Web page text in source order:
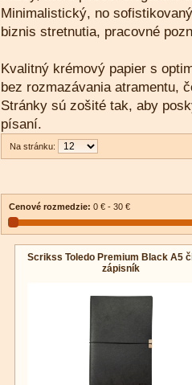
Minimalistický, no
biznis stretnutia, pracovné
Kvalitný krémový papier s
bez rozmazávania atramentu,
Stránky sú zošité tak, aby
písaní.
Na stránku:
Cenové rozmedzie: 0 € - 30 €
Scrikss Toledo Premium Black A5
zápisník